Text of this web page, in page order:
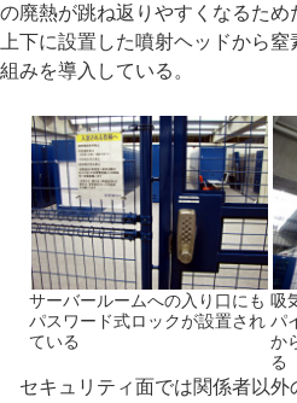
の廃熱が跳ね返りやすくなるた
上下に設置した噴射ヘッドから
組みを導入している。
サーバールームへの入り口にも
パスワード式ロックが設置され
ている
吸
パ
か
る
セキュリティ面では関係者以外